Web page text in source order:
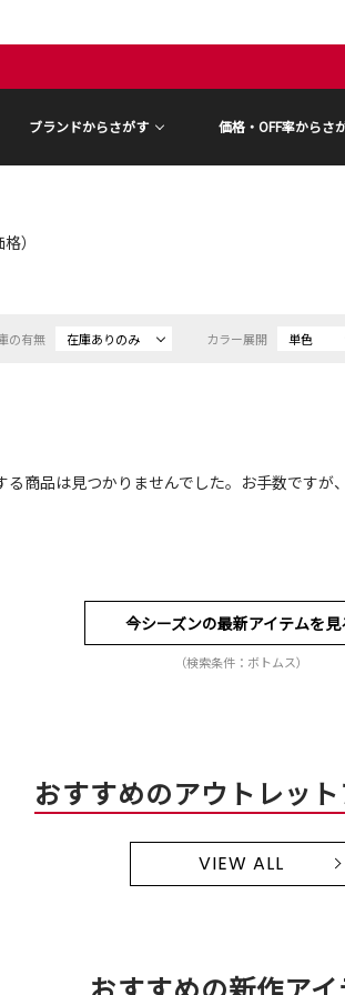
ブランドからさがす 価格・OFF率からさ
）
の有無 在庫ありのみ カラー展開 単色
る商品は見つかりませんでした。お手数ですが
今シーズンの最新アイテムを見
（検索条件：ボトムス）
おすすめのアウトレッ
VIEW ALL